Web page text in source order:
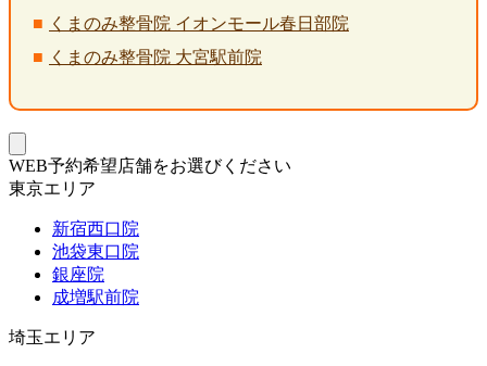
くまのみ整骨院 イオンモール春日部院
くまのみ整骨院 大宮駅前院
WEB予約希望店舗をお選びください
東京エリア
新宿西口院
池袋東口院
銀座院
成増駅前院
埼玉エリア